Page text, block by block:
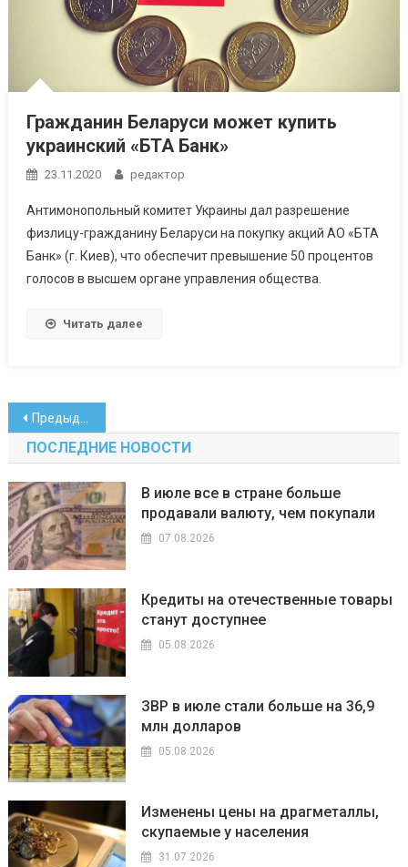
Гражданин Беларуси может купить
украинский «БТА Банк»
23.11.2020 редактор
Антимонопольный комитет Украины дал разрешение
физлицу-гражданину Беларуси на покупку акций АО «БТА
Банк» (г. Киев), что обеспечит превышение 50 процентов
голосов в высшем органе управления общества.
Читать далее
Навигация
по
записям
Предыдущие записи
ПОСЛЕДНИЕ НОВОСТИ
В июле все в стране больше
продавали валюту, чем покупали
07.08.2026
Кредиты на отечественные товары
станут доступнее
05.08.2026
ЗВР в июле стали больше на 36,9
млн долларов
05.08.2026
Изменены цены на драгметаллы,
скупаемые у населения
31.07.2026